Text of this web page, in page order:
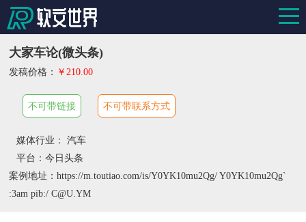
大家车论(微头条)
发稿价格： ￥210.00
不可带链接 不可带联系方式
媒体行业： 汽车
平台：今日头条
案例地址：https://m.toutiao.com/is/Y0YK10mu2Qg/ Y0YK10mu2Qg`
:3am pib:/ C@U.YM